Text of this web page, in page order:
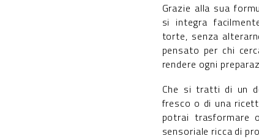
Grazie alla sua
si integra
torte, senza
pensato per chi
rendere ogni
Che si tratti di un
fresco o di una
potrai trasformare
sensoriale ricca di